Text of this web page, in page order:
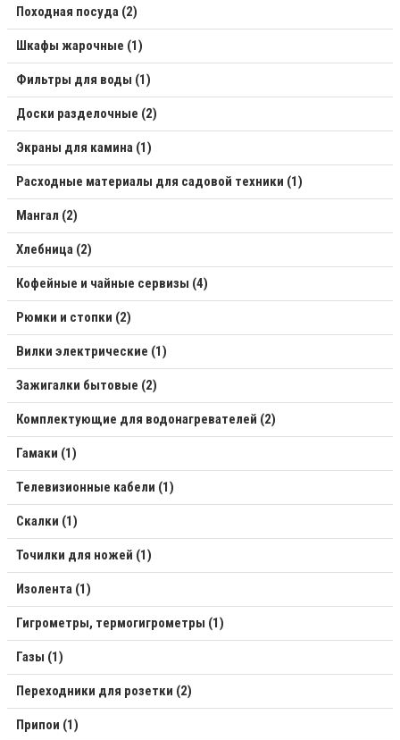
Походная посуда (2)
Шкафы жарочные (1)
Фильтры для воды (1)
Доски разделочные (2)
Экраны для камина (1)
Расходные материалы для садовой техники (1)
Мангал (2)
Хлебница (2)
Кофейные и чайные сервизы (4)
Рюмки и стопки (2)
Вилки электрические (1)
Зажигалки бытовые (2)
Комплектующие для водонагревателей (2)
Гамаки (1)
Телевизионные кабели (1)
Скалки (1)
Точилки для ножей (1)
Изолента (1)
Гигрометры, термогигрометры (1)
Газы (1)
Переходники для розетки (2)
Припои (1)